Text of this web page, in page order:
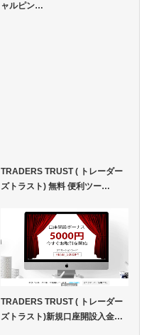
ャルピン…
TRADERS TRUST ( トレーダー
ズトラスト) 無料 便利ツー…
TRADERS TRUST ( トレーダー
ズトラスト)新規口座開設入金…